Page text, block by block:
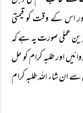
اس کے وقت کو قیمتی
عملی صورت یہ ہے کہ
اور طلبہ کرام کو حل
ان شاء اللہ طلبہ کرام